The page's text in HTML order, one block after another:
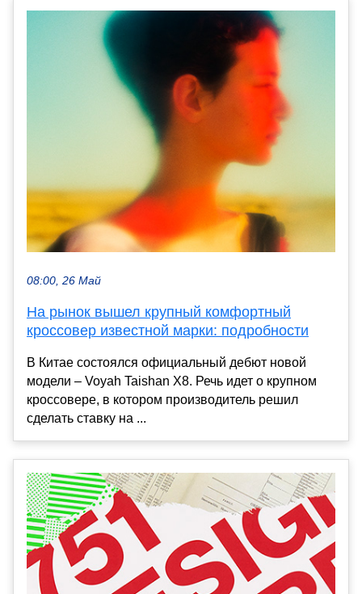
08:00, 26 Май
На рынок вышел крупный комфортный
кроссовер известной марки: подробности
В Китае состоялся официальный дебют новой
модели – Voyah Taishan X8. Речь идет о крупном
кроссовере, в котором производитель решил
сделать ставку на ...